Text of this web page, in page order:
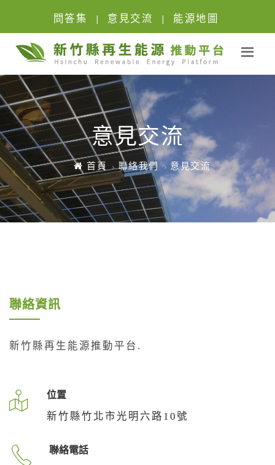
問答集 | 意見交流 | 能源地圖
意見交流
首頁 聯絡我們 意見交流
聯絡資訊
新竹縣再生能源推動平台.
位置
新竹縣竹北市光明六路10號
聯絡電話